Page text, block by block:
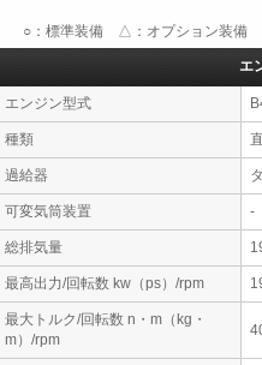
○：標準装備 △：オプション装備 -
エ
エンジン型式
種類
過給器
可変気筒装置 -
総排気量
最高出力/回転数 kw（ps）/rpm
最大トルク/回転数 n・m（kg・
m）/rpm